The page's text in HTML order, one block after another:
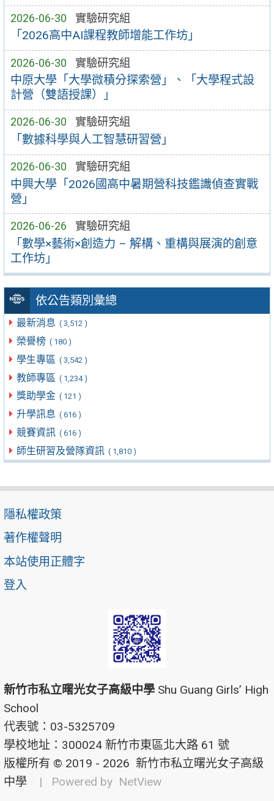
2026-06-30 實驗研究組
「2026高中AI課程教師增能工作坊」
2026-06-30 實驗研究組
中原大學「大學微積分探索營」、「大學程式設
計營（雙語授課）」
2026-06-30 實驗研究組
「數據科學與人工智慧研習營」
2026-06-30 實驗研究組
中興大學「2026國高中暑期營科技鑑識偵查實戰
營」
2026-06-26 實驗研究組
「數學×藝術×創造力 – 解構、重構與展演的創意
工作坊」
依公告類別彙總
最新消息 ( 3,512 )
榮譽榜 ( 180 )
學生專區 ( 3,542 )
教師專區 ( 1,234 )
獎助學金 ( 121 )
升學訊息 ( 616 )
競賽資訊 ( 616 )
師生研習及營隊資訊 ( 1,810 )
隱私權政策
著作權聲明
本站使用正體字
登入
新竹市私立曙光女子高級中學 Shu Guang Girls’ High
School
代表號：03-5325709
學校地址：300024 新竹市東區北大路 61 號
版權所有 © 2019 - 2026 新竹市私立曙光女子高級
中學
| Powered by NetView